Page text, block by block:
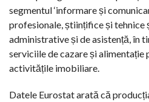
segmentul ‘informare și
profesionale, științifice și tehnice
administrative și de asistență, în
serviciile de cazare și alimentație
activitățile imobiliare.
Datele Eurostat arată că